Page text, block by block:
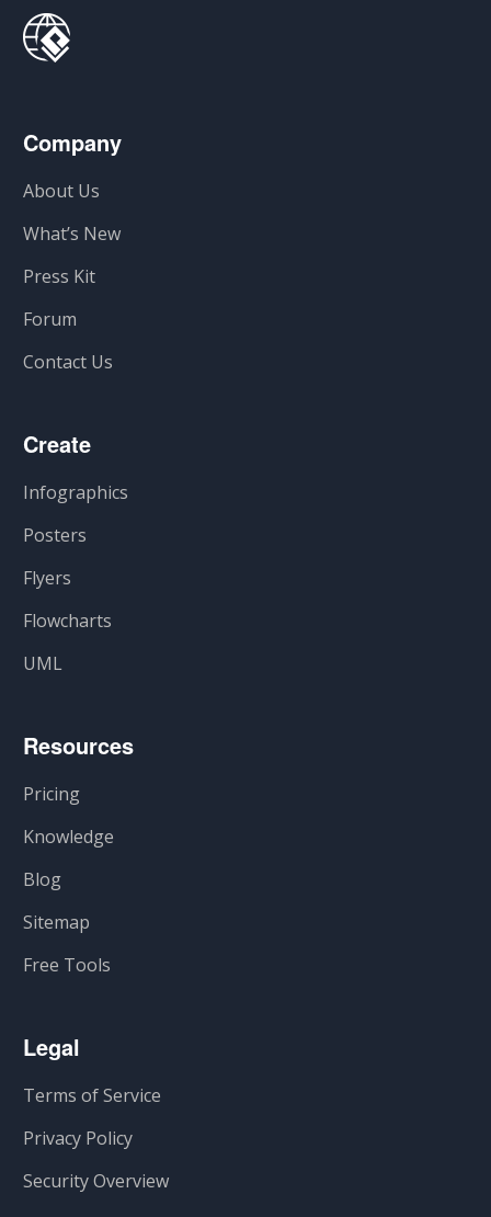
Company
About Us
What’s New
Press Kit
Forum
Contact Us
Create
Infographics
Posters
Flyers
Flowcharts
UML
Resources
Pricing
Knowledge
Blog
Sitemap
Free Tools
Legal
Terms of Service
Privacy Policy
Security Overview